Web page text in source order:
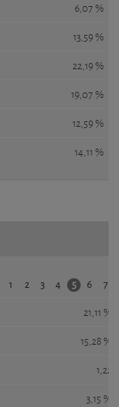
6,07 %
13,59 %
22,19 %
19,07 %
12,59 %
14,11 %
1 2 3 4 5 6 7
21,11 %
15,28 %
1,22
3,15 %